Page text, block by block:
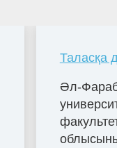
Таласқа
Әл-